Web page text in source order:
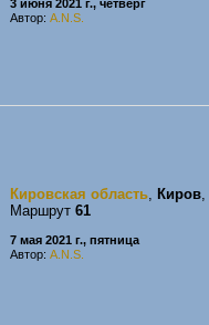
3 июня 2021 г., четверг
Автор: A.N.S.
Кировская область, Киров,
Маршрут 61
7 мая 2021 г., пятница
Автор: A.N.S.